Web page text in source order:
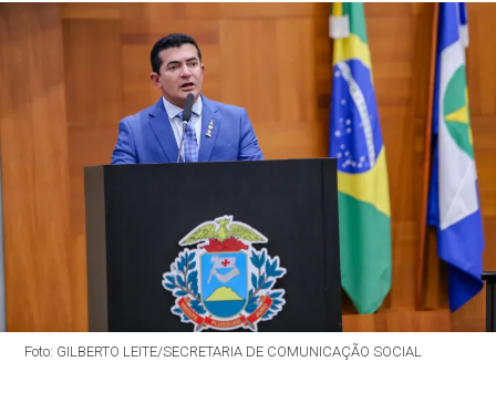
Foto: GILBERTO LEITE/SECRETARIA DE COMUNICAÇÃO SOCIAL